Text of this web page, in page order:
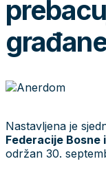
Nastavljena je
Federacije Bosne
održan 30.